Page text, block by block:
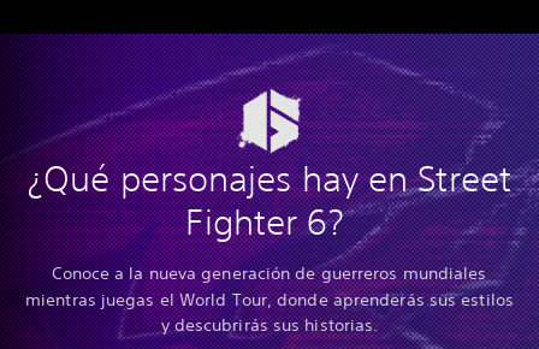
¿Qué personajes hay en Street
Fighter 6?
Conoce a la nueva generación de guerreros mundiales
mientras juegas el World Tour, donde aprenderás sus estilos
y descubrirás sus historias.